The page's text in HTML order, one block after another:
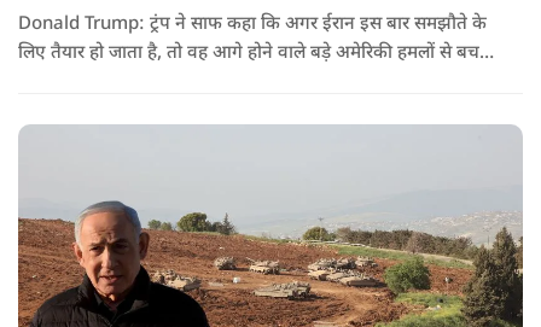
Donald Trump: ट्रंप ने साफ कहा कि अगर ईरान इस बार समझौते के
लिए तैयार हो जाता है, तो वह आगे होने वाले बड़े अमेरिकी हमलों से बच